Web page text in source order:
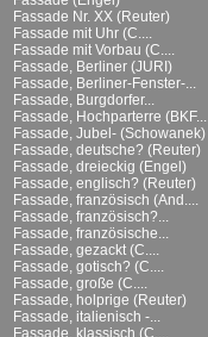
Fassade Nr. XX (Reuter)
Fassade mit Uhr (C....
Fassade mit Vorbau (C....
Fassade, Berliner (JURI)
Fassade, Berliner-Fenster-...
Fassade, Burgdorfer...
Fassade, Hochparterre (BKF...
Fassade, Jubel- (Schowanek)
Fassade, deutsche? (Reuter)
Fassade, dreieckig (Engel)
Fassade, englisch? (Reuter)
Fassade, französisch (And....
Fassade, französisch?...
Fassade, französische...
Fassade, gezackt (C....
Fassade, gotisch? (C....
Fassade, große (C....
Fassade, holprige (Reuter)
Fassade, italienisch -...
Fassade, klassisch (C....